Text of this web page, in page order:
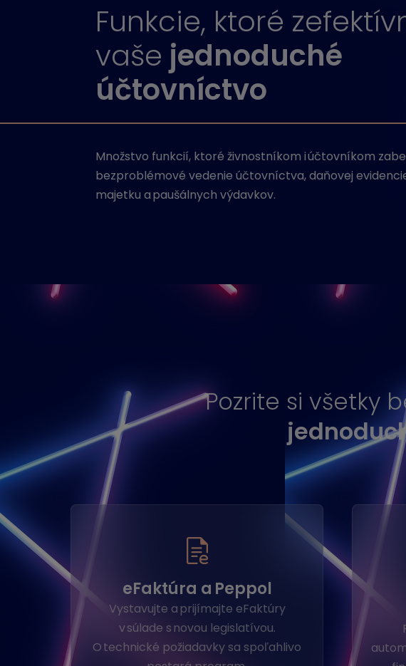
Funkcie, ktoré
vaše jednoduché
účtovníctvo
Množstvo funkcií, ktoré živnostníkom i účtovníkom
bezproblémové vedenie účtovníctva, daňovej
majetku a paušálnych výdavkov.
Pozrite si všetky
eFaktúra a Peppol
Vystavujte a prijímajte eFaktúry
v súlade s novou legislatívou.
O technické požiadavky sa spoľahlivo